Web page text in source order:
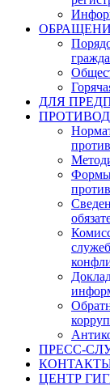
ДЛЯ
Формы
ПРЕСС-
ЦЕНТР